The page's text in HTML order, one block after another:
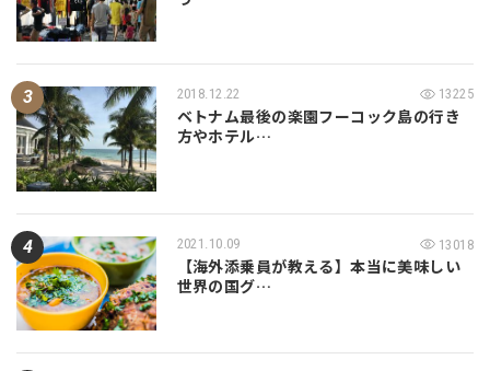
2018.12.22 13225
ベトナム最後の楽園フーコック島の行き
方やホテル…
2021.10.09 13018
【海外添乗員が教える】本当に美味しい
世界の国グ…